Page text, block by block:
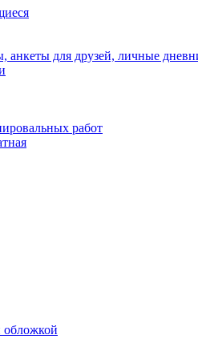
анкеты для друзей, личные
работ
обложкой